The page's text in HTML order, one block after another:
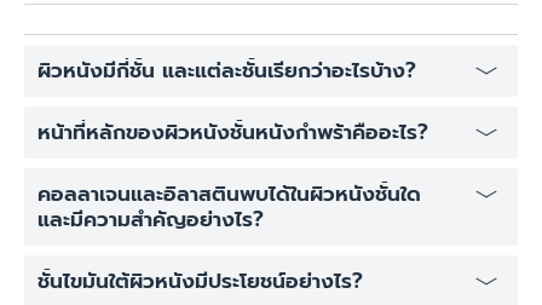
ผิวหนังมีกี่ชั้น และแต่ละชั้นเรียกว่าอะไรบ้าง?
นอกสุด, ชั้นหนังแท้ (Dermis) เป็นชั้นกลาง, และชั้นไขมันใต้
หน้าที่หลักของผิวหนังชั้นหนังกำพร้าคืออะไร?
แบคทีเรีย การสูญเสียน้ำ รังสียูวี และเกี่ยวข้องกับกระบวนการ
ผลัดเซลล์ผิว
คอลลาเจนและอิลาสตินพบได้ในผิวหนังชั้นใด
และมีความสำคัญอย่างไร?
ให้ความแข็งแรงและความทนทาน ส่วนอิลาสตินให้ความยืดหยุ่น
ชั้นไขมันใต้ผิวหนังมีประโยชน์อย่างไร?